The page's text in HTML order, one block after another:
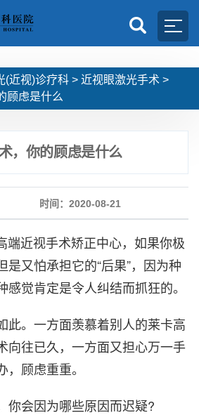
(近视)诊疗科 > 近视眼激光手术 >
顾虑是什么
，你的顾虑是什么
时间：2020-08-21
近视手术矫正中心，如果你极
是又怕承担它的“后果”，因为种
觉肯定是令人纠结而抓狂的。
。一方面羡慕着别人的莱卡高
向往已久，一方面又担心万一手
顾虑重重。
会因为哪些原因而迟疑?